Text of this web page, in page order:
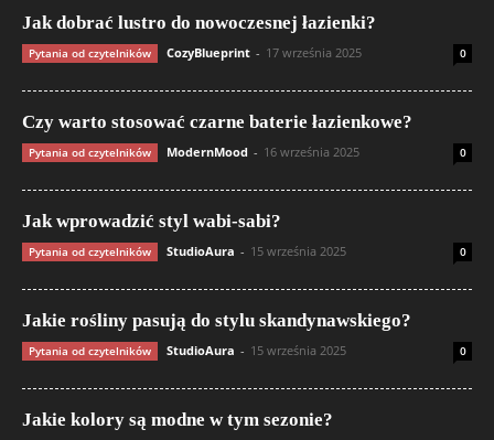
Jak dobrać lustro do nowoczesnej łazienki?
Pytania od czytelników CozyBlueprint - 17 września 2025 0
Czy warto stosować czarne baterie łazienkowe?
Pytania od czytelników ModernMood - 16 września 2025 0
Jak wprowadzić styl wabi-sabi?
Pytania od czytelników StudioAura - 15 września 2025 0
Jakie rośliny pasują do stylu skandynawskiego?
Pytania od czytelników StudioAura - 15 września 2025 0
Jakie kolory są modne w tym sezonie?